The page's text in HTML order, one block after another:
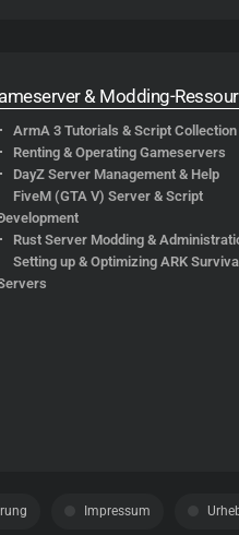
& Modding-
ArmA 3 Tutorials & Script Collection
Renting & Operating Gameservers
DayZ Server Management & Help
FiveM (GTA V) Server & Script
Rust Server Modding &
Setting up & Optimizing ARK Survival
Impressum